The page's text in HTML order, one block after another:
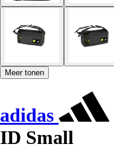
Meer tonen
adidas
ID Small